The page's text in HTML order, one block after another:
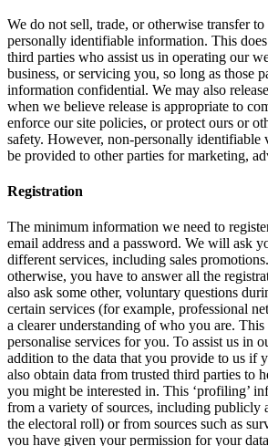
We do not sell, trade, or otherwise transfer
personally identifiable information. This
third parties who assist us in operating our
business, or servicing you, so long as those
information confidential. We may also
when we believe release is appropriate to
enforce our site policies, or protect ours or
safety. However, non-personally
be provided to other parties for marketing,
Registration
The minimum information we need to
email address and a password. We will ask
different services, including sales
otherwise, you have to answer all the
also ask some other, voluntary questions
certain services (for example, professional
a clearer understanding of who you are.
personalise services for you. To assist us in
addition to the data that you provide to us if
also obtain data from trusted third parties to
you might be interested in. This ‘profiling’
from a variety of sources, including publicly
the electoral roll) or from sources such as
you have given your permission for your